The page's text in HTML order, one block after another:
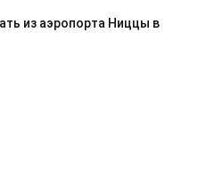
из аэропорта Ниццы в